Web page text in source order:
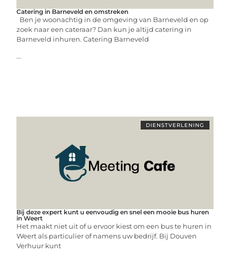
Catering in Barneveld en omstreken
Ben je woonachtig in de omgeving van Barneveld en op
zoek naar een cateraar? Dan kun je altijd catering in
Barneveld inhuren. Catering Barneveld
...
DIENSTVERLENING
Bij deze expert kunt u eenvoudig en snel een mooie bus huren
in Weert
Het maakt niet uit of u ervoor kiest om een bus te huren in
Weert als particulier of namens uw bedrijf. Bij Douven
Verhuur kunt